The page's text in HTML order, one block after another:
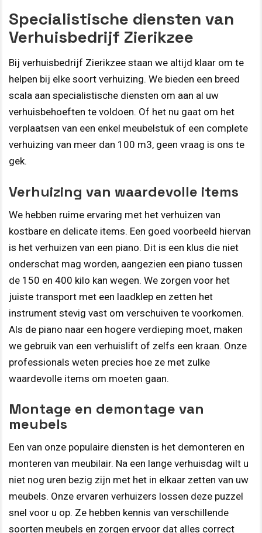
Specialistische diensten van
Verhuisbedrijf Zierikzee
Bij verhuisbedrijf Zierikzee staan we altijd klaar om te
helpen bij elke soort verhuizing. We bieden een breed
scala aan specialistische diensten om aan al uw
verhuisbehoeften te voldoen. Of het nu gaat om het
verplaatsen van een enkel meubelstuk of een complete
verhuizing van meer dan 100 m3, geen vraag is ons te
gek.
Verhuizing van waardevolle items
We hebben ruime ervaring met het verhuizen van
kostbare en delicate items. Een goed voorbeeld hiervan
is het verhuizen van een piano. Dit is een klus die niet
onderschat mag worden, aangezien een piano tussen
de 150 en 400 kilo kan wegen. We zorgen voor het
juiste transport met een laadklep en zetten het
instrument stevig vast om verschuiven te voorkomen.
Als de piano naar een hogere verdieping moet, maken
we gebruik van een verhuislift of zelfs een kraan. Onze
professionals weten precies hoe ze met zulke
waardevolle items om moeten gaan.
Montage en demontage van
meubels
Een van onze populaire diensten is het demonteren en
monteren van meubilair. Na een lange verhuisdag wilt u
niet nog uren bezig zijn met het in elkaar zetten van uw
meubels. Onze ervaren verhuizers lossen deze puzzel
snel voor u op. Ze hebben kennis van verschillende
soorten meubels en zorgen ervoor dat alles correct